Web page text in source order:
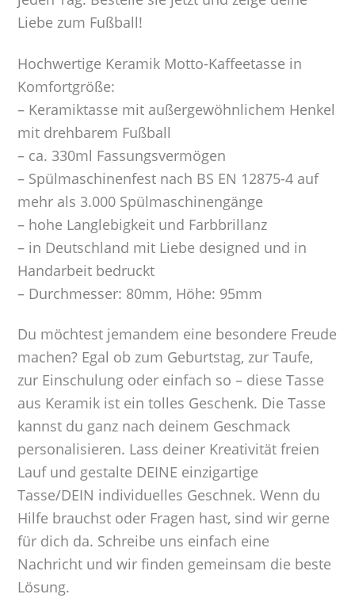
Liebe zum Fußball!
Hochwertige Keramik Motto-Kaffeetasse in
Komfortgröße:
– Keramiktasse mit außergewöhnlichem Henkel
mit drehbarem Fußball
– ca. 330ml Fassungsvermögen
– Spülmaschinenfest nach BS EN 12875-4 auf
mehr als 3.000 Spülmaschinengänge
– hohe Langlebigkeit und Farbbrillanz
– in Deutschland mit Liebe designed und in
Handarbeit bedruckt
– Durchmesser: 80mm, Höhe: 95mm
Du möchtest jemandem eine besondere Freude
machen? Egal ob zum Geburtstag, zur Taufe,
zur Einschulung oder einfach so – diese Tasse
aus Keramik ist ein tolles Geschenk. Die Tasse
kannst du ganz nach deinem Geschmack
personalisieren. Lass deiner Kreativität freien
Lauf und gestalte DEINE einzigartige
Tasse/DEIN individuelles Geschnek. Wenn du
Hilfe brauchst oder Fragen hast, sind wir gerne
für dich da. Schreibe uns einfach eine
Nachricht und wir finden gemeinsam die beste
Lösung.